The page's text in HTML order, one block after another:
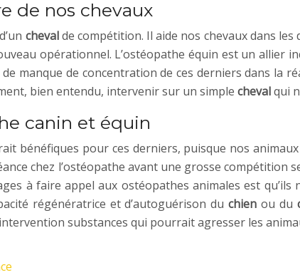
de nos chevaux
chevalde compétition. Il aide nos chevaux dans
opérationnel. L’ostéopathe équin est un allier
manque de concentration de ces derniers dans la
bien entendu, intervenir sur un simple chevalqui
canin et équin
bénéfiques pour ces derniers, puisque nos
chez l’ostéopathe avant une grosse compétition
à faire appel aux ostéopathes animales est
régénératrice et d’autoguérison duchien ou du
substances qui pourrait agresser les